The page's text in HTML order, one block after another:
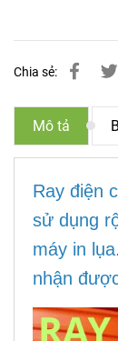
Chia sẻ:
Mô tả
Ray điện
sử dụng
máy in
nhận